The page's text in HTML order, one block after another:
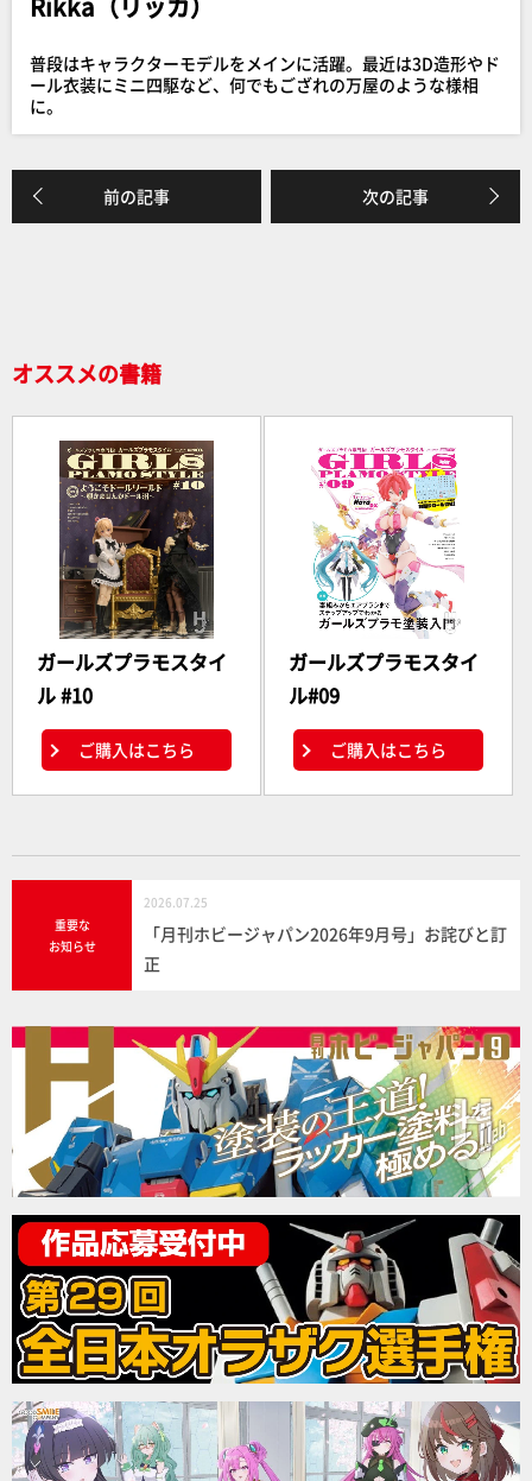
o
o
k
普段はキャラクターモデルをメインに活躍。最近は3D造形やド
ール衣装にミニ四駆など、何でもござれの万屋のような様相
に。
前の記事 次の記事
オススメの書籍
ガールズプラモスタイ
ル #10
ご購入はこちら
ガールズプラモスタイ
ル#09
ご購入はこちら
重要な
お知らせ
2026.07.25
「月刊ホビージャパン2026年9月号」お詫びと訂
正